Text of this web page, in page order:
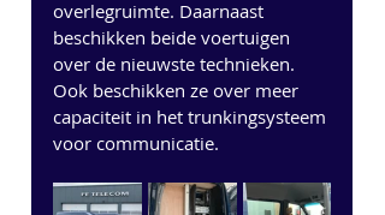
overlegruimte. Daarnaast
beschikken beide voertuigen
over de nieuwste technieken.
Ook beschikken ze over meer
capaciteit in het trunkingsysteem
voor communicatie.